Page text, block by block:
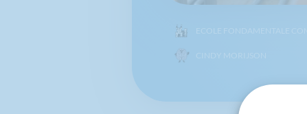
CINDY MORIJSON